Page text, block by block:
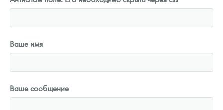
Ваше имя
Ваше сообщение